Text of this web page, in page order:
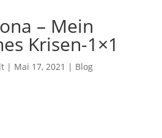
– Mein
Krisen-1×1
| Mai 17, 2021 | Blog